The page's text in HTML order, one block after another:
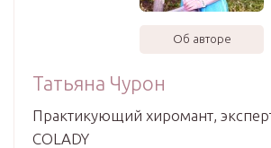
Об авторе
Татьяна Чурон
Практикующий хиромант,
COLADY